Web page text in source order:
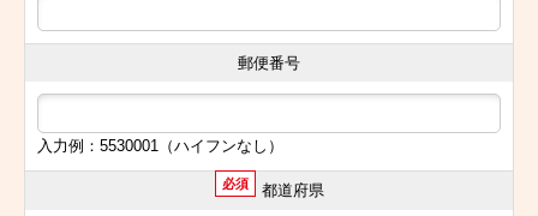
郵便番号
入力例：5530001（ハイフンなし）
必須 都道府県